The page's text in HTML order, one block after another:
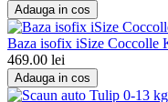
Adauga in cos
Baza isofix iSize Coccolle
469.00 lei
Adauga in cos